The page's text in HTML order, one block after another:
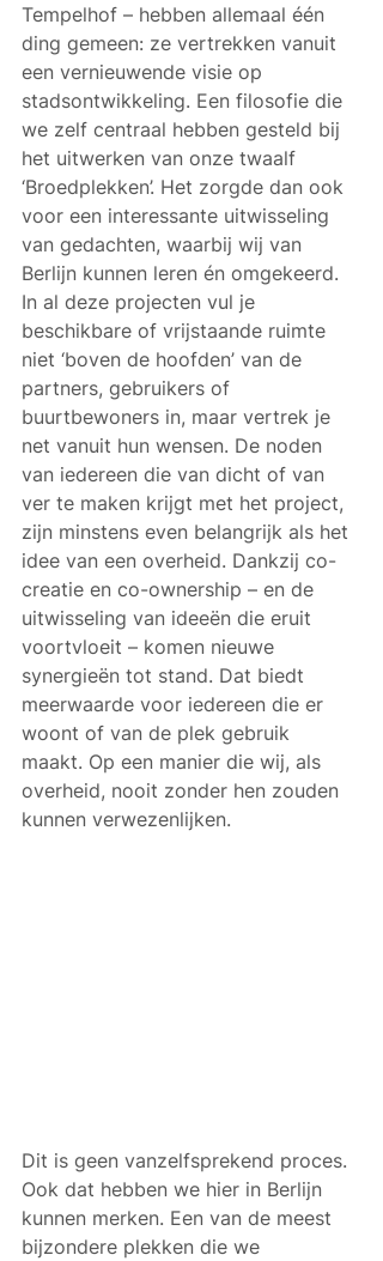
Tempelhof – hebben allemaal één
ding gemeen: ze vertrekken vanuit
een vernieuwende visie op
stadsontwikkeling. Een filosofie die
we zelf centraal hebben gesteld bij
het uitwerken van onze twaalf
‘Broedplekken’. Het zorgde dan ook
voor een interessante uitwisseling
van gedachten, waarbij wij van
Berlijn kunnen leren én omgekeerd.
In al deze projecten vul je
beschikbare of vrijstaande ruimte
niet ‘boven de hoofden’ van de
partners, gebruikers of
buurtbewoners in, maar vertrek je
net vanuit hun wensen. De noden
van iedereen die van dicht of van
ver te maken krijgt met het project,
zijn minstens even belangrijk als het
idee van een overheid. Dankzij co-
creatie en co-ownership – en de
uitwisseling van ideeën die eruit
voortvloeit – komen nieuwe
synergieën tot stand. Dat biedt
meerwaarde voor iedereen die er
woont of van de plek gebruik
maakt. Op een manier die wij, als
overheid, nooit zonder hen zouden
kunnen verwezenlijken.
Dit is geen vanzelfsprekend proces.
Ook dat hebben we hier in Berlijn
kunnen merken. Een van de meest
bijzondere plekken die we